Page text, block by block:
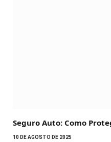
Seguro Auto: Como
10 DE AGOSTO DE 2025